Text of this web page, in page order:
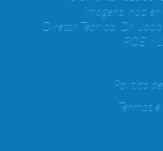
imagens, não
Diretor Técnico: Dr.
RQE
Política
Termos